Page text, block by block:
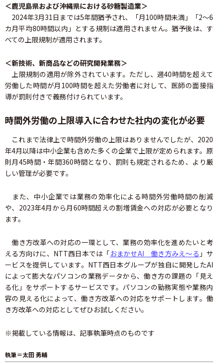
＜鹿児島県および沖縄県における砂糖製造業＞
2024年3月31日までは5年間猶予され、「月100時間未満」「2～6
カ月平均80時間以内」とする規制は適用されません。猶予後は、す
べての上限規制が適用されます。
＜新技術、新商品などの研究開発業務＞
上限規制の適用が除外されています。ただし、週40時間を超えて
労働した時間が月100時間を超えた労働者に対して、医師の面接指
導が罰則付きで義務付けられています。
時間外労働の上限導入に合わせた社内の変化が必要
これまで法律上で時間外労働の上限はありませんでしたが、2020
年4月以降は中小企業も含めた多くの企業で上限が定められます。原
則月45時間・年間360時間となり、罰則も規定されるため、より厳
しい管理が必要です。
また、中小企業では業務の効率化による時間外労働時間の削減
や、2023年4月から月60時間超えの割増賃金への対応が必要となり
ます。
働き方改革への対応の一環として、業務の効率化を進めたいと考
える方向けに、NTT西日本では「おまかせAI 働き方みえ〜る 」サ
ービスを提供しています。NTT西日本グループが独自に開発したAI
によって膨大なパソコンの業務データから、働き方の課題の「見え
る化」をサポートするサービスです。パソコンの勤務実態や業務内
容の見える化によって、働き方改革への対応をサポートします。働
き方改革への対応としてぜひお試しください。
※掲載している情報は、記事執筆時点のものです
執筆＝太田 勇輔